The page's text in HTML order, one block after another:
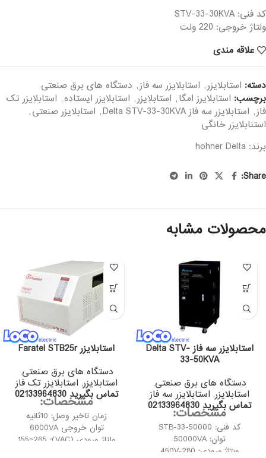
کد فنی: STV-33-30KVA
ولتاژ خروجی: 220 ولت
علاقه مندی
دسته: استابلایزر, استابلایزر سه فاز, دستگاه های برق صنعتی
برچسب: استابلایرز امگا, استابلایزر, استابلایزر ایستاده, استابلایزر تک
فاز, استابلایزر سه فاز Delta STV-33-30KVA , استابلایزر صنعتی,
استنابلایزر خانگی
برند: hohner Delta
Share:
محصولات مشابه
استابلایزر سه فاز Delta STV-
33-50KVA
دستگاه های برق صنعتی,
استابلایزر, استابلایزر سه فاز
تماس بگیرید 02133964830مشخصات:
کد فنی: STB-33-50000
توان: 50000VA
وبتاژ ورودی: 280-450V
استابلایزر Faratel STB25r
دستگاه های برق صنعتی,
استابلایزر, استابلایزر تک فاز
تماس بگیرید 02133964830مشخصات:
زمان تاخیر وصل: 10ثانیه
توان خروجی 6000VA
ولتاژ ورودی (VAC): 155~265